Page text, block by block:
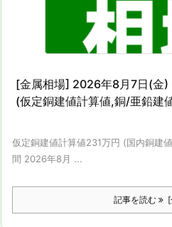
[金属相場] 2026年8月7日(金
(仮定銅建値計算値,銅/亜鉛建
仮定銅建値計算値231万円 (国内銅建
間 2026年8月 ...
記事を読む